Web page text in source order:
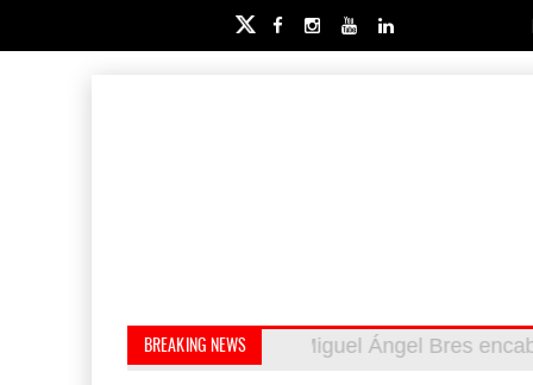
BREAKING NEWS Miguel Ángel Bres
Retos de la